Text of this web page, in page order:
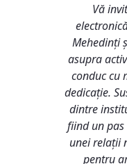
Vă
Mehedinți
asupra
conduc cu
dedicație.
dintre
fiind un
unei relații
pentru